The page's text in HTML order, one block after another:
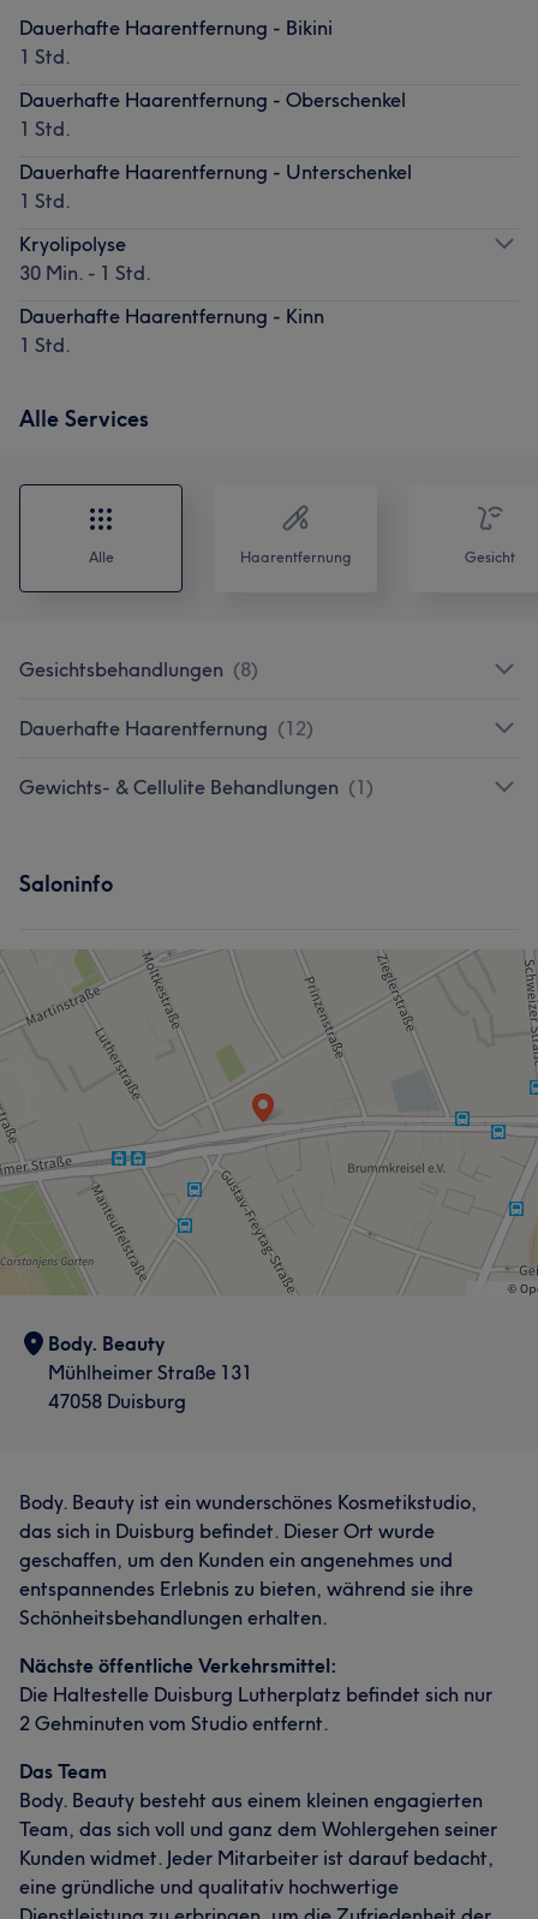
Dauerhafte Haarentfernung - Bikini
1 Std.
Dauerhafte Haarentfernung - Oberschenkel
1 Std.
Dauerhafte Haarentfernung - Unterschenkel
1 Std.
Kryolipolyse
30 Min. - 1 Std.
Dauerhafte Haarentfernung - Kinn
1 Std.
Alle Services
Alle Haarentfernung Gesicht
Gesichtsbehandlungen (8)
Dauerhafte Haarentfernung (12)
Gewichts- & Cellulite Behandlungen (1)
Saloninfo
Body. Beauty
Mühlheimer Straße 131
47058 Duisburg
Body. Beauty ist ein wunderschönes Kosmetikstudio,
das sich in Duisburg befindet. Dieser Ort wurde
geschaffen, um den Kunden ein angenehmes und
entspannendes Erlebnis zu bieten, während sie ihre
Schönheitsbehandlungen erhalten.
Nächste öffentliche Verkehrsmittel:
Die Haltestelle Duisburg Lutherplatz befindet sich nur
2 Gehminuten vom Studio entfernt.
Das Team
Body. Beauty besteht aus einem kleinen engagierten
Team, das sich voll und ganz dem Wohlergehen seiner
Kunden widmet. Jeder Mitarbeiter ist darauf bedacht,
eine gründliche und qualitativ hochwertige